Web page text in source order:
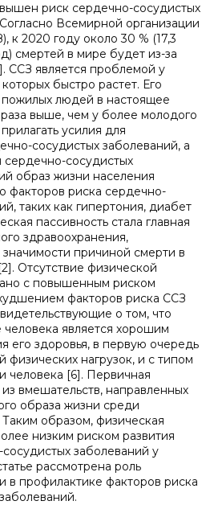
риск сердечно-сосудистых
Всемирной организации
к 2020 году около 30 % (17,3
смертей в мире будет из-за
ССЗ является проблемой у
быстро растет. Его
пожилых людей в настоящее
выше, чем у более молодого
усилия для
сосудистых заболеваний, а
сосудистых
образ жизни населения
факторов риска сердечно-
таких как гипертония, диабет
пассивность стала главная
здравоохранения,
причиной смерти в
Отсутствие физической
с повышенным риском
факторов риска ССЗ
о том, что
является хорошим
его здоровья, в первую очередь
физических нагрузок, и с типом
человека [6]. Первичная
вмешательств, направленных
образа жизни среди
образом, физическая
низким риском развития
заболеваний у
рассмотрена роль
в профилактике факторов риска